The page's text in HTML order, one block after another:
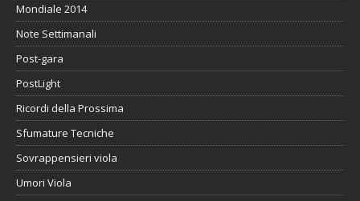
Mondiale 2014
Note Settimanali
Post-gara
PostLight
Ricordi della Prossima
Sfumature Tecniche
Sovrappensieri viola
Umori Viola